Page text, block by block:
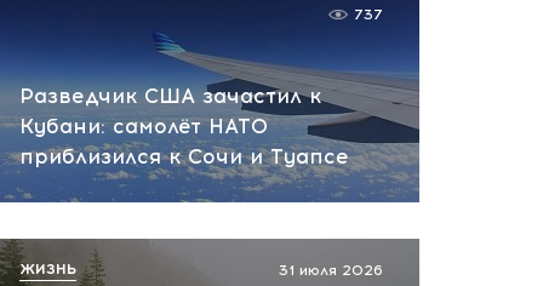
Разведчик США зачастил к
Кубани: самолёт НАТО
приблизился к Сочи и Туапсе
737
31 июля 2026
ЖИЗНЬ